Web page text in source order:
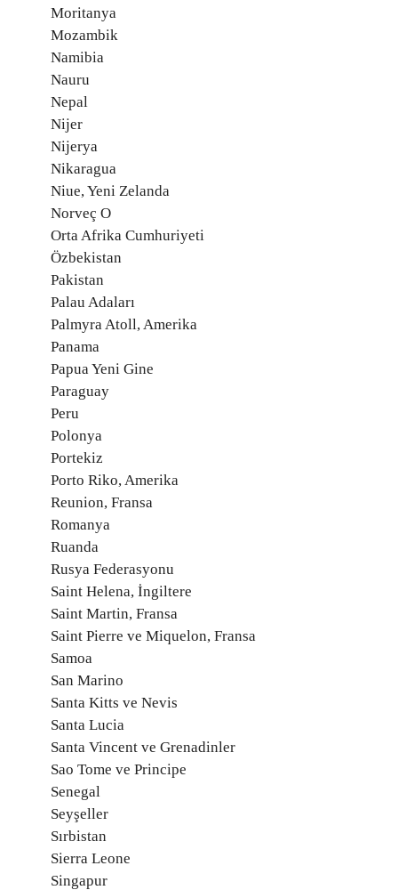
Moritanya
Mozambik
Namibia
Nauru
Nepal
Nijer
Nijerya
Nikaragua
Niue, Yeni Zelanda
Norveç O
Orta Afrika Cumhuriyeti
Özbekistan
Pakistan
Palau Adaları
Palmyra Atoll, Amerika
Panama
Papua Yeni Gine
Paraguay
Peru
Polonya
Portekiz
Porto Riko, Amerika
Reunion, Fransa
Romanya
Ruanda
Rusya Federasyonu
Saint Helena, İngiltere
Saint Martin, Fransa
Saint Pierre ve Miquelon, Fransa
Samoa
San Marino
Santa Kitts ve Nevis
Santa Lucia
Santa Vincent ve Grenadinler
Sao Tome ve Principe
Senegal
Seyşeller
Sırbistan
Sierra Leone
Singapur